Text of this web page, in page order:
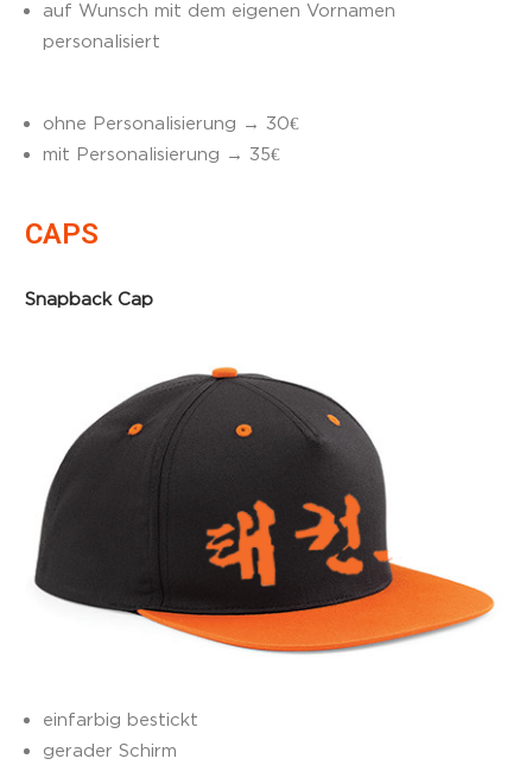
auf Wunsch mit dem eigenen Vornamen
personalisiert
ohne Personalisierung → 30€
mit Personalisierung → 35€
CAPS
Snapback Cap
einfarbig bestickt
gerader Schirm